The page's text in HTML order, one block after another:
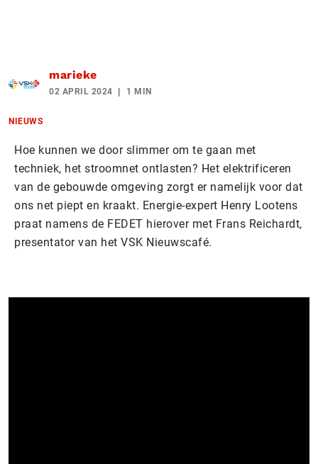
marieke
02 APRIL 2024 1 MIN
NIEUWS
Hoe kunnen we door slimmer om te gaan met
techniek, het stroomnet ontlasten? Het elektrificeren
van de gebouwde omgeving zorgt er namelijk voor dat
ons net piept en kraakt. Energie-expert Henry Lootens
praat namens de FEDET hierover met Frans Reichardt,
presentator van het VSK Nieuwscafé.